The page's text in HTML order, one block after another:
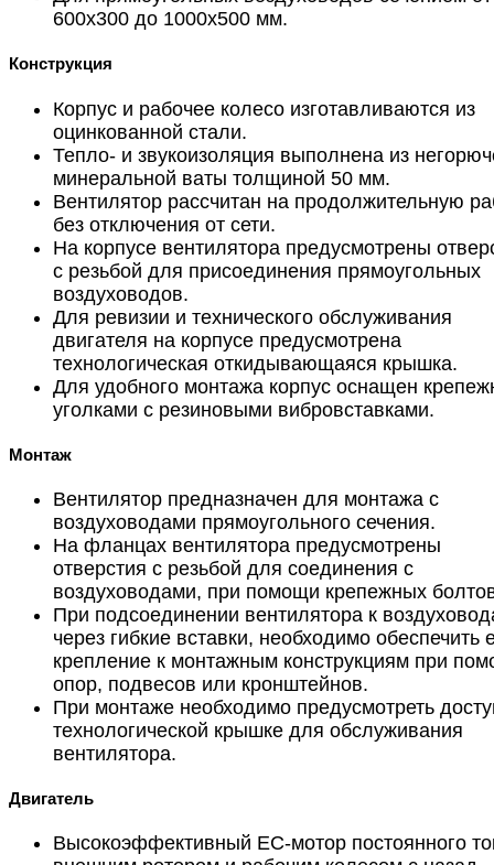
600х300 до 1000х500 мм.
Конструкция
Корпус и рабочее колесо изготавливаются из
оцинкованной стали.
Тепло- и звукоизоляция выполнена из
минеральной ваты толщиной 50 мм.
Вентилятор рассчитан на продолжительную
без отключения от сети.
На корпусе вентилятора предусмотрены
с резьбой для присоединения прямоугольных
воздуховодов.
Для ревизии и технического обслуживания
двигателя на корпусе предусмотрена
технологическая откидывающаяся крышка.
Для удобного монтажа корпус оснащен
уголками с резиновыми вибровставками.
Монтаж
Вентилятор предназначен для монтажа с
воздуховодами прямоугольного сечения.
На фланцах вентилятора предусмотрены
отверстия с резьбой для соединения с
воздуховодами, при помощи крепежных
При подсоединении вентилятора к
через гибкие вставки, необходимо обеспечить
крепление к монтажным конструкциям при
опор, подвесов или кронштейнов.
При монтаже необходимо предусмотреть
технологической крышке для обслуживания
вентилятора.
Двигатель
Высокоэффективный ЕС-мотор постоянного